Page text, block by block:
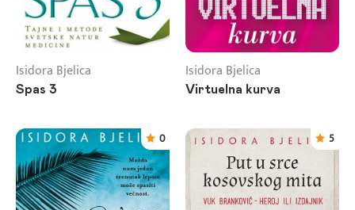
Isidora Bjelica
Spas 3
Isidora Bjelica
Virtuelna kurva
0 5